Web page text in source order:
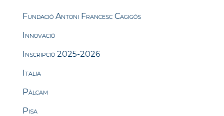
Fundació Antoni Francesc Cagigós
Innovació
Inscripció 2025-2026
Italia
Pàlcam
Pisa